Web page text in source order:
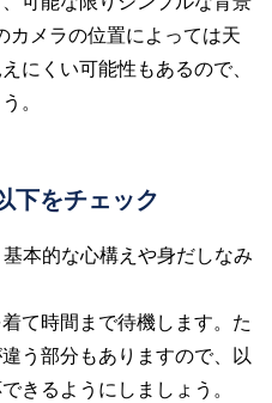
カメラの位置によっては天
にくい可能性もあるので、
。
下をチェック
本的な心構えや身だしなみ
て時間まで待機します。た
う部分もありますので、以
きるようにしましょう。